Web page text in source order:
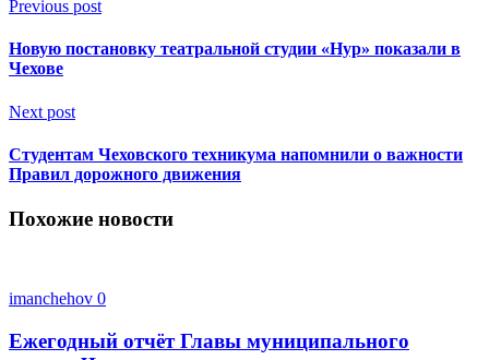
Previous post
Новую постановку театральной студии «Нур» показали в
Чехове
Next post
Студентам Чеховского техникума напомнили о важности
Правил дорожного движения
Похожие новости
imanchehov 0
Ежегодный отчёт Главы муниципального